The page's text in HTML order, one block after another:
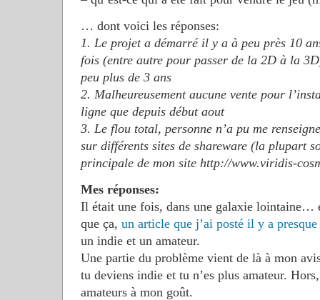
… dont voici les réponses:
1. Le projet a démarré il y a à peu près 10
fois (entre autre pour passer de la 2D à la
peu plus de 3 ans
2. Malheureusement aucune vente pour
ligne que depuis début aout
3. Le flou total, personne n’a pu me
sur différents sites de shareware (la plupart
principale de mon site http://www.viridis-
Mes réponses:
Il était une fois, dans une galaxie
que ça, un article que j’ai posté il y a presque
un indie et un amateur.
Une partie du problème vient de là à mon
tu deviens indie et tu n’es plus amateur.
amateurs à mon goût.